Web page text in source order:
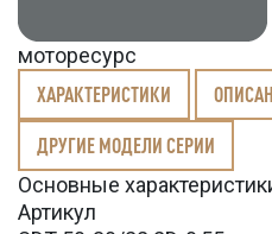
моторесурс
ХАРАКТЕРИСТИКИ
ДРУГИЕ МОДЕЛИ СЕРИИ
Основные
Артикул